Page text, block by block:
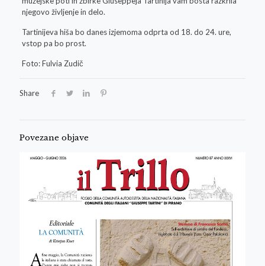
njegovo življenje in delo.
Tartinijeva hiša bo danes izjemoma odprta od 18. do 24. ure,
vstop pa bo prost.
Foto: Fulvia Zudič
Share
Povezane objave